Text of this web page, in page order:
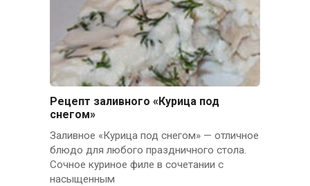
Рецепт заливного «Курица под
снегом»
Заливное «Курица под снегом» — отличное
блюдо для любого праздничного стола.
Сочное куриное филе в сочетании с
насыщенным